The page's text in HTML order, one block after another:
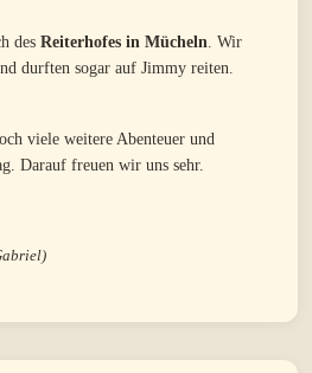
des Reiterhofes in Mücheln. Wir
durften sogar auf Jimmy reiten.
viele weitere Abenteuer und
Darauf freuen wir uns sehr.